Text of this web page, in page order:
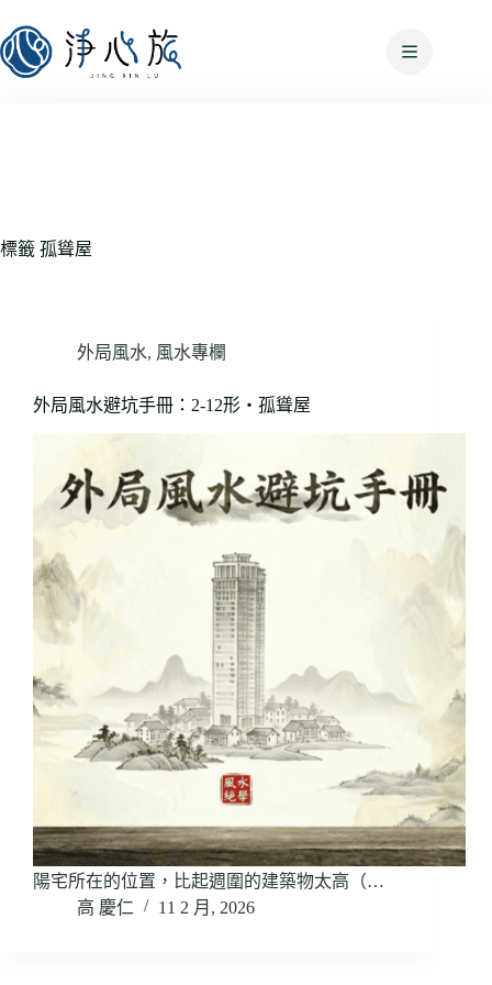
標籤 孤聳屋
外局風水, 風水專欄
外局風水避坑手冊：2-12形・孤聳屋
陽宅所在的位置，比起週圍的建築物太高（…
高 慶仁
11 2 月, 2026